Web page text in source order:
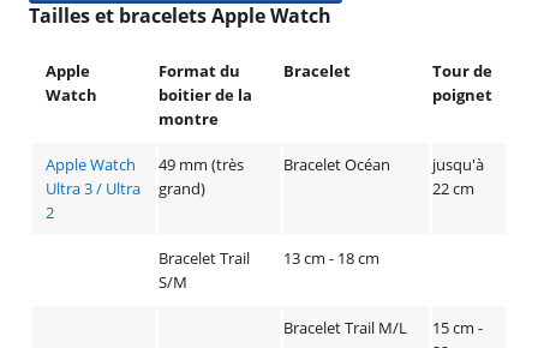
Tailles et bracelets Apple Watch
Apple
Watch
Format du
boitier de la
montre
Bracelet
Tour de
poignet
Apple Watch
Ultra 3 / Ultra
2
49 mm (très
grand)
Bracelet Océan
jusqu'à
22 cm
Bracelet Trail
S/M
13 cm - 18 cm
Bracelet Trail M/L
15 cm -